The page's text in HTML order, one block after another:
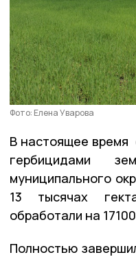
Фото: Елена Уварова
В настоящее время
гербицидами
муниципального
13 тысячах
обработали на
Полностью